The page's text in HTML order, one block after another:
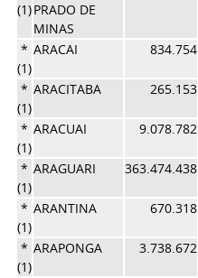
(1)PRADO DE
MINAS
*
(1)
ARACAI 834.754
*
(1)
ARACITABA 265.153
*
(1)
ARACUAI 9.078.782
*
(1)
ARAGUARI 363.474.438
*
(1)
ARANTINA 670.318
*
(1)
ARAPONGA 3.738.672